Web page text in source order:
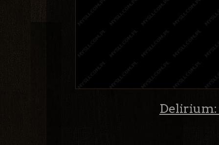
Delirium: